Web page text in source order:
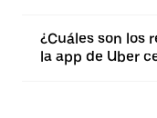
¿Cuáles son los
la app de Uber